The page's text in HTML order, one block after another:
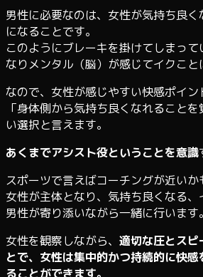
男性に必要なのは、女性が気持ち良
になることです。
このようにブレーキを掛けてしまっ
なりメンタル（脳）が感じてイクこと
なので、女性が感じやすい快感ポイ
「身体側から気持ち良くなれること
い選択と言えます。
あくまでアシスト役ということを意識
スポーツで言えばコーチングが近いか
女性が主体となり、気持ち良くなる
男性が寄り添いながら一緒に行います。
女性を観察しながら、 適切な圧とスピ
とで、女性は集中的かつ持続的に快
ることができます。